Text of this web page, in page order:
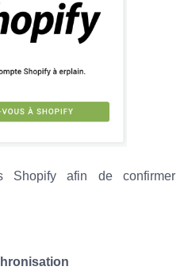
Shopify afin de confirmer